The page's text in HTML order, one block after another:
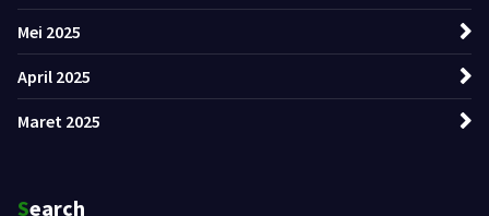
Mei 2025
April 2025
Maret 2025
Search